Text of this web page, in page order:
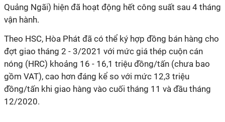
Quảng Ngãi) hiện đã hoạt động hết công suất sau 4 tháng
vận hành.
Theo HSC, Hòa Phát đã có thể ký hợp đồng bán hàng cho
đợt giao tháng 2 - 3/2021 với mức giá thép cuộn cán
nóng (HRC) khoảng 16 - 16,1 triệu đồng/tấn (chưa bao
gồm VAT), cao hơn đáng kể so với mức 12,3 triệu
đồng/tấn khi giao hàng vào cuối tháng 11 và đầu tháng
12/2020.